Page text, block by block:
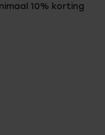
10% korting